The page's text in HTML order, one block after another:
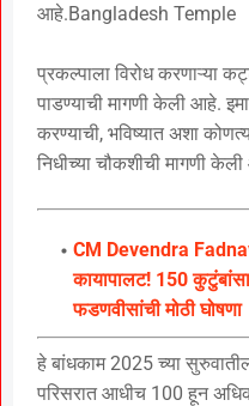
आहे.Bangladesh Temple
प्रकल्पाला विरोध करणाऱ्या
पाडण्याची मागणी केली आहे.
करण्याची, भविष्यात अशा
निधीच्या चौकशीची मागणी
CM Devendra
कायापालट! 150
फडणवीसांची मोठी घोषणा
हे बांधकाम 2025 च्या
परिसरात आधीच 100 हून